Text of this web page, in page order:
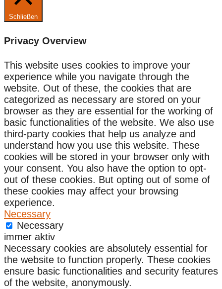
Schließen
Privacy Overview
This website uses cookies to improve your
experience while you navigate through the
website. Out of these, the cookies that are
categorized as necessary are stored on your
browser as they are essential for the working of
basic functionalities of the website. We also use
third-party cookies that help us analyze and
understand how you use this website. These
cookies will be stored in your browser only with
your consent. You also have the option to opt-
out of these cookies. But opting out of some of
these cookies may affect your browsing
experience.
Necessary
Necessary
immer aktiv
Necessary cookies are absolutely essential for
the website to function properly. These cookies
ensure basic functionalities and security features
of the website, anonymously.